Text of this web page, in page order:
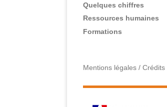
Quelques chiffres
Ressources humaines
Formations
Menu
Pied
Mentions légales / Crédits